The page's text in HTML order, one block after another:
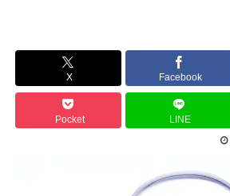
X Facebook
Pocket LINE